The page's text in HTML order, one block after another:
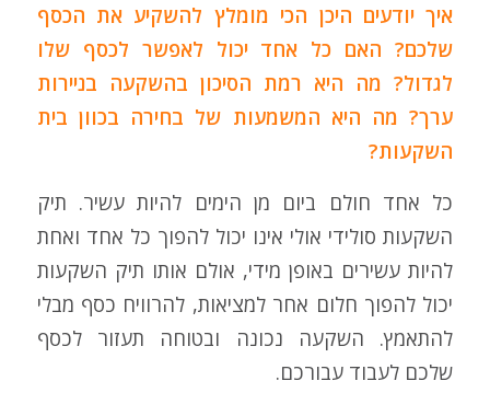
איך יודעים היכן הכי מומלץ להשקיע את הכסף
שלכם? האם כל אחד יכול לאפשר לכסף שלו
לגדול? מה היא רמת הסיכון בהשקעה בניירות
ערך? מה היא המשמעות של בחירה בכוון בית
השקעות?
כל אחד חולם ביום מן הימים להיות עשיר. תיק
השקעות סולידי אולי אינו יכול להפוך כל אחד ואחת
להיות עשירים באופן מידי, אולם אותו תיק השקעות
יכול להפוך חלום אחר למציאות, להרוויח כסף מבלי
להתאמץ. השקעה נכונה ובטוחה תעזור לכסף
שלכם לעבוד עבורכם.